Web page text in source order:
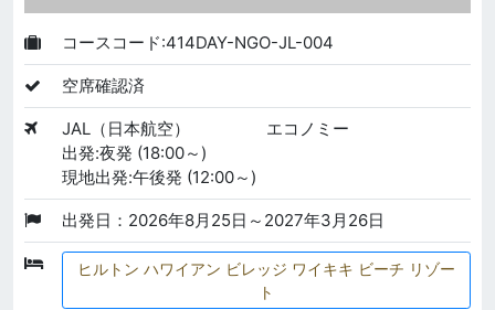
コースコード:414DAY-NGO-JL-004
空席確認済
JAL（日本航空）
エコノミー
出発:夜発 (18:00～)
現地出発:午後発 (12:00～)
出発日：2026年8月25日～2027年3月26日
ヒルトン ハワイアン ビレッジ ワイキキ ビーチ リゾー
ト